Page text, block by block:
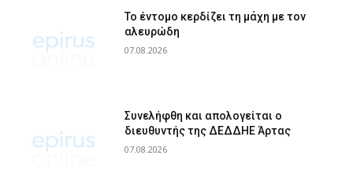
Το έντομο κερδίζει τη μάχη με τον
αλευρώδη
07.08.2026
Συνελήφθη και απολογείται ο
διευθυντής της ΔΕΔΔΗΕ Άρτας
07.08.2026